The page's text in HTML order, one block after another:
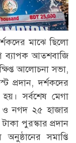
মাঝে ছিলো
ব্যাপক আতশবাজি
আলোচনা সভা,
প্রদান, দর্শকদের
সর্বশেষ মেগা
ও নগদ ২৫ হাজার
পুরস্কার প্রদান
সমাপ্তি